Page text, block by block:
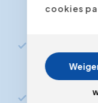
leiden tot
beïnvloeden
Kun je
cookies